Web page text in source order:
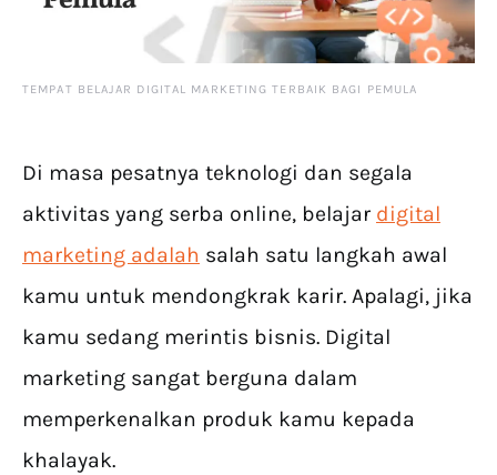
TEMPAT BELAJAR DIGITAL MARKETING TERBAIK BAGI PEMULA
Di masa pesatnya teknologi dan segala
aktivitas yang serba online, belajar digital
marketing adalah salah satu langkah awal
kamu untuk mendongkrak karir. Apalagi, jika
kamu sedang merintis bisnis. Digital
marketing sangat berguna dalam
memperkenalkan produk kamu kepada
khalayak.